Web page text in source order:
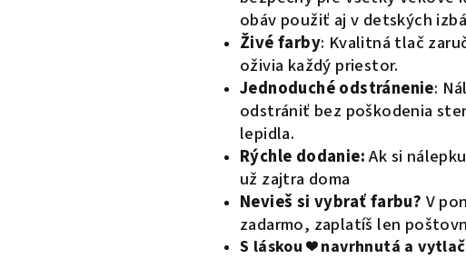
obáv použiť aj v detských
Živé farby: Kvalitná tlač
oživia každý priestor.
Jednoduché odstránenie:
odstrániť bez poškodenia
lepidla.
Rýchle dodanie:Ak si
už zajtra doma
Nevieš si vybrať farbu? V
zadarmo, zaplatíš len
S láskou ❤️ navrhnutá a